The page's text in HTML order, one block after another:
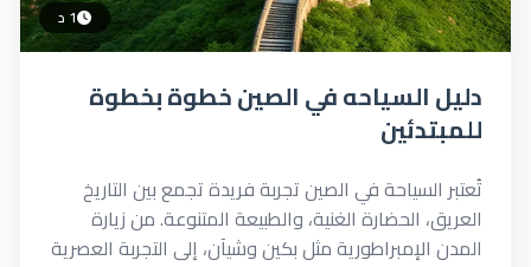
1 د
دليل السياحه في الصين خطوة بخطوة
للمبتدئين
تُعتبر السياحة في الصين تجربة فريدة تجمع بين التاريخ
العريق، الحضارة الغنية، والطبيعة المتنوعة. من زيارة
المدن الإمبراطورية مثل بكين وشيآن، إلى التجربة العصرية